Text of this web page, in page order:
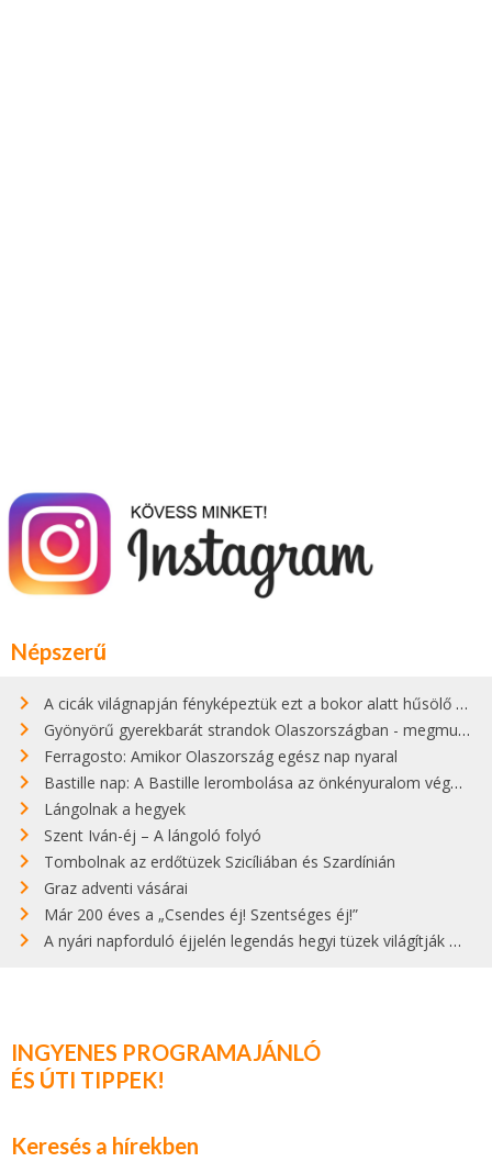
Népszerű
A cicák világnapján fényképeztük ezt a bokor alatt hűsölő cicát Kisorosziban
Gyönyörű gyerekbarát strandok Olaszországban - megmutatjuk a 15 legjobbat
Ferragosto: Amikor Olaszország egész nap nyaral
Bastille nap: A Bastille lerombolása az önkényuralom végét jelentette
Lángolnak a hegyek
Szent Iván-éj – A lángoló folyó
Tombolnak az erdőtüzek Szicíliában és Szardínián
Graz adventi vásárai
Már 200 éves a „Csendes éj! Szentséges éj!”
A nyári napforduló éjjelén legendás hegyi tüzek világítják meg Zugspitzét
INGYENES PROGRAMAJÁNLÓ
ÉS ÚTI TIPPEK!
Keresés a hírekben